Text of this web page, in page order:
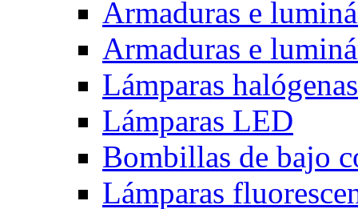
Armaduras e
Armaduras e
Lámparas halógenas
Lámparas LED
Bombillas de bajo
Lámparas